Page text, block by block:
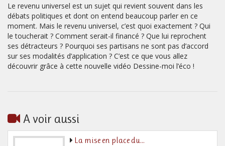
Le revenu universel est un sujet qui revient souvent dans les
débats politiques et dont on entend beaucoup parler en ce
moment. Mais le revenu universel, c’est quoi exactement ? Qui
le toucherait ? Comment serait-il financé ? Que lui reprochent
ses détracteurs ? Pourquoi ses partisans ne sont pas d’accord
sur ses modalités d’application ? C’est ce que vous allez
découvrir grâce à cette nouvelle vidéo Dessine-moi l’éco !
A voir aussi
La mise en place du…